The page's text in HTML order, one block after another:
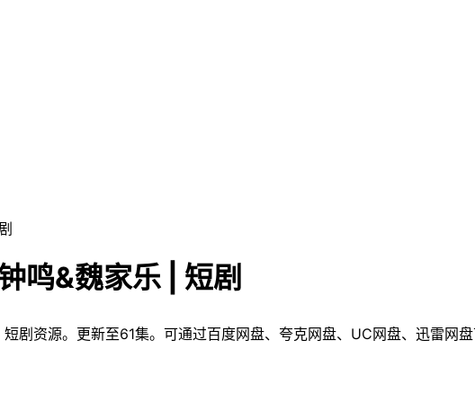
鸣&魏家乐 | 短剧
剧资源。更新至61集。可通过百度网盘、夸克网盘、UC网盘、迅雷网